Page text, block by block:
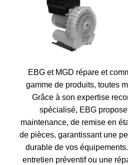
EBG et MGD répare et
gamme de produits, toutes
Grâce à son expertise
spécialisé, EBG
maintenance, de remise en
de pièces, garantissant une
durable de vos
entretien préventif ou une